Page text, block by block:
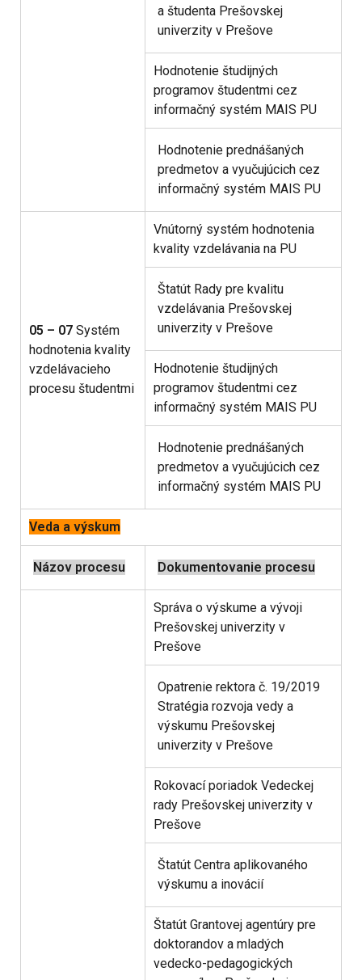
a študenta Prešovskej
univerzity v Prešove
Hodnotenie študijných
programov študentmi cez
informačný systém MAIS PU
Hodnotenie prednášaných
predmetov a vyučujúcich cez
informačný systém MAIS PU
05 – 07 Systém
hodnotenia kvality
vzdelávacieho
procesu študentmi
Vnútorný systém hodnotenia
kvality vzdelávania na PU
Štatút Rady pre kvalitu
vzdelávania Prešovskej
univerzity v Prešove
Hodnotenie študijných
programov študentmi cez
informačný systém MAIS PU
Hodnotenie prednášaných
predmetov a vyučujúcich cez
informačný systém MAIS PU
Veda a výskum
Názov procesu Dokumentovanie procesu
Správa o výskume a vývoji
Prešovskej univerzity v
Prešove
Opatrenie rektora č. 19/2019
Stratégia rozvoja vedy a
výskumu Prešovskej
univerzity v Prešove
Rokovací poriadok Vedeckej
rady Prešovskej univerzity v
Prešove
Štatút Centra aplikovaného
výskumu a inovácií
Štatút Grantovej agentúry pre
doktorandov a mladých
vedecko-pedagogických